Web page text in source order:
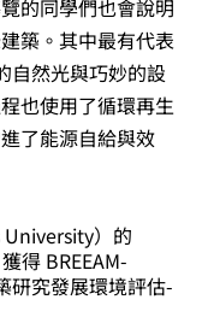
的同學們也會說明
築。其中最有代表
自然光與巧妙的設
也使用了循環再生
了能源自給與效